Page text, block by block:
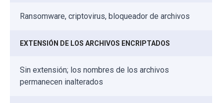
Ransomware, criptovirus, bloqueador de archivos
EXTENSIÓN DE LOS ARCHIVOS ENCRIPTADOS
Sin extensión; los nombres de los archivos
permanecen inalterados